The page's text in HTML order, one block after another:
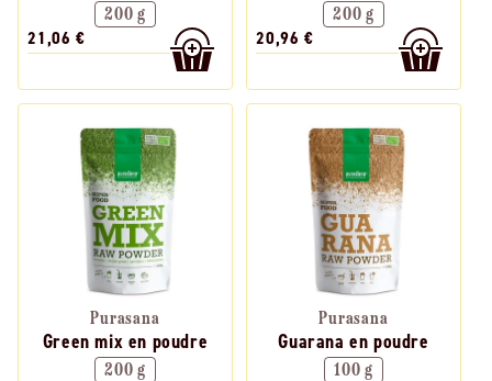
200 g
21,06 €
200 g
20,96 €
Purasana
Green mix en poudre
200 g
Purasana
Guarana en poudre
100 g